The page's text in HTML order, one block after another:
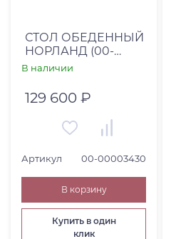
СТОЛ ОБЕДЕННЫЙ
НОРЛАНД (00-
00003430)
В наличии
129 600 ₽
Артикул 00-00003430
В корзину
Купить в один
клик